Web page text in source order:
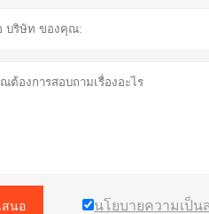
สนอ นโยบายความเป็น